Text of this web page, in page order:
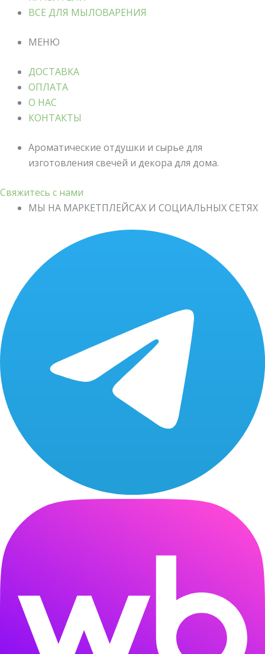
ВСЕ ДЛЯ МЫЛОВАРЕНИЯ
МЕНЮ
ДОСТАВКА
ОПЛАТА
О НАС
КОНТАКТЫ
Ароматические отдушки и сырье для
изготовления свечей и декора для дома.
Свяжитесь с нами
МЫ НА МАРКЕТПЛЕЙСАХ И СОЦИАЛЬНЫХ СЕТЯХ